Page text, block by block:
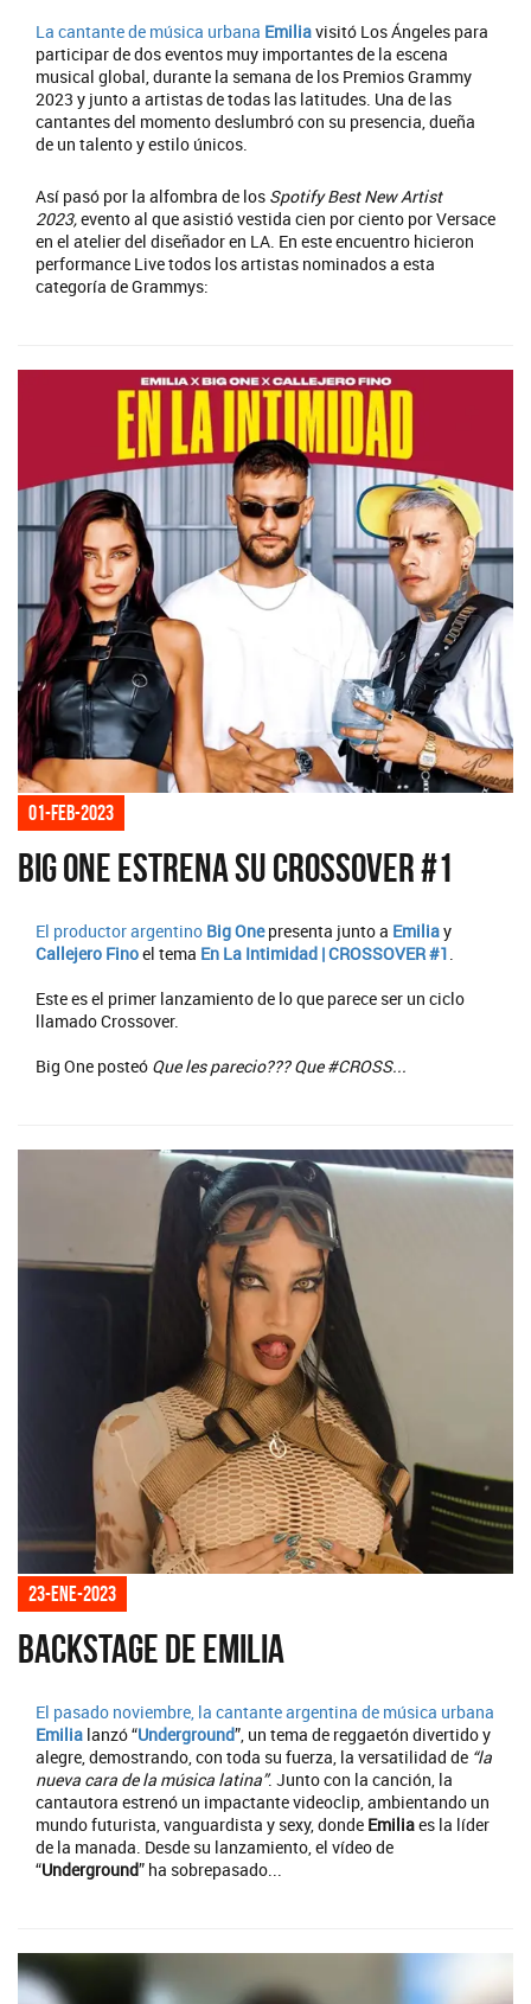
La cantante de música urbana Emiliavisitó Los Ángeles para
participar de dos eventos muy importantes de la escena
musical global, durante la semana de los Premios Grammy
2023 y junto a artistas de todas las latitudes. Una de las
cantantes del momento deslumbró con su presencia, dueña
de un talento y estilo únicos.
Así pasó por la alfombra de los Spotify Best New Artist
2023,evento al que asistió vestida cien por ciento por Versace
en el atelier del diseñador en LA. En este encuentro hicieron
performance Live todos los artistas nominados a esta
categoría de Grammys:
01-feb-2023
Big One estrena su CROSSOVER #1
El productor argentino Big Onepresenta junto a Emiliay
Callejero Finoel tema En La Intimidad | CROSSOVER #1.
Este es el primer lanzamiento de lo que parece ser un ciclo
llamado Crossover.
Big One posteó Que les parecio??? Que #CROSS...
23-ene-2023
Backstage de Emilia
El pasado noviembre, la cantante argentina de música urbana
Emilia lanzó “Underground”, un tema de reggaetón divertido y
alegre, demostrando, con toda su fuerza, la versatilidad de “la
nueva cara de la música latina”. Junto con la canción, la
cantautora estrenó un impactante videoclip, ambientando un
mundo futurista, vanguardista y sexy, donde Emiliaes la líder
de la manada. Desde su lanzamiento, el vídeo de
“Underground” ha sobrepasado...